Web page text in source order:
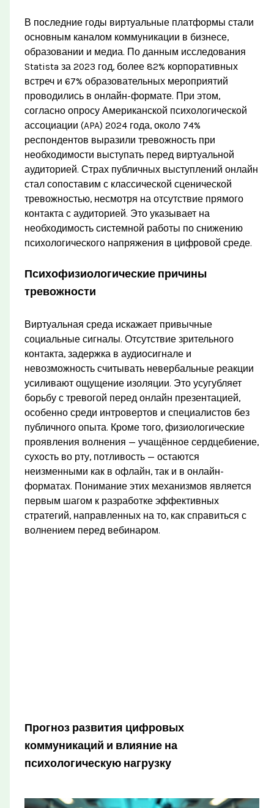
В последние годы виртуальные платформы стали
основным каналом коммуникации в бизнесе,
образовании и медиа. По данным исследования
Statista за 2023 год, более 82% корпоративных
встреч и 67% образовательных мероприятий
проводились в онлайн-формате. При этом,
согласно опросу Американской психологической
ассоциации (APA) 2024 года, около 74%
респондентов выразили тревожность при
необходимости выступать перед виртуальной
аудиторией. Страх публичных выступлений онлайн
стал сопоставим с классической сценической
тревожностью, несмотря на отсутствие прямого
контакта с аудиторией. Это указывает на
необходимость системной работы по снижению
психологического напряжения в цифровой среде.
Психофизиологические причины
тревожности
Виртуальная среда искажает привычные
социальные сигналы. Отсутствие зрительного
контакта, задержка в аудиосигнале и
невозможность считывать невербальные реакции
усиливают ощущение изоляции. Это усугубляет
борьбу с тревогой перед онлайн презентацией,
особенно среди интровертов и специалистов без
публичного опыта. Кроме того, физиологические
проявления волнения — учащённое сердцебиение,
сухость во рту, потливость — остаются
неизменными как в офлайн, так и в онлайн-
форматах. Понимание этих механизмов является
первым шагом к разработке эффективных
стратегий, направленных на то, как справиться с
волнением перед вебинаром.
Прогноз развития цифровых
коммуникаций и влияние на
психологическую нагрузку